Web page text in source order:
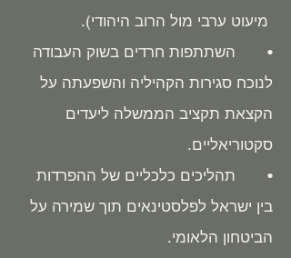
מיעוט ערבי מול הרוב היהודי).
• השתתפות חרדים בשוק העבודה
לנוכח סגירות הקהיליה והשפעתה על
הקצאת תקציב הממשלה ליעדים
סקטוריאליים.
• תהליכים כלכליים של ההפרדות
בין ישראל לפלסטינאים תוך שמירה על
הביטחון הלאומי.